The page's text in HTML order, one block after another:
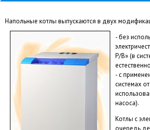
Напольные котлы выпускаются в двух
- без
P/B» (в
- с
системах
насоса).
Котлы с
очередь